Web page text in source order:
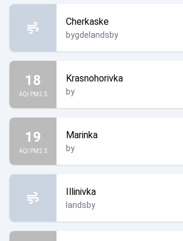
Cherkaske
bygdelandsby
18
AQI PM2.5
Krasnohorivka
by
19
AQI PM2.5
Marinka
by
Illinivka
landsby